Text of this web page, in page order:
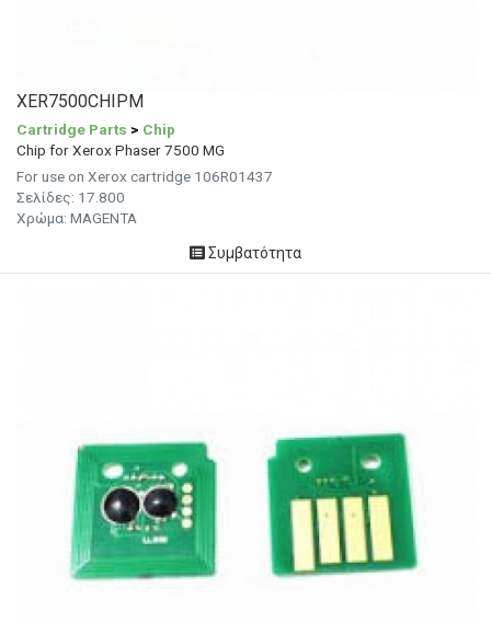
XER7500CHIPM
Cartridge Parts > Chip
Chip for Xerox Phaser 7500 MG
For use on Xerox cartridge 106R01437
Σελίδες: 17.800
Χρώμα: MAGENTA
Συμβατότητα